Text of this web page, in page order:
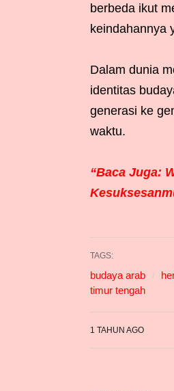
berbeda ikut
keindahannya
Dalam dunia
identitas
generasi ke
waktu.
“Baca Juga:
TAGS:
budaya arab
timur tengah
1 TAHUN AGO